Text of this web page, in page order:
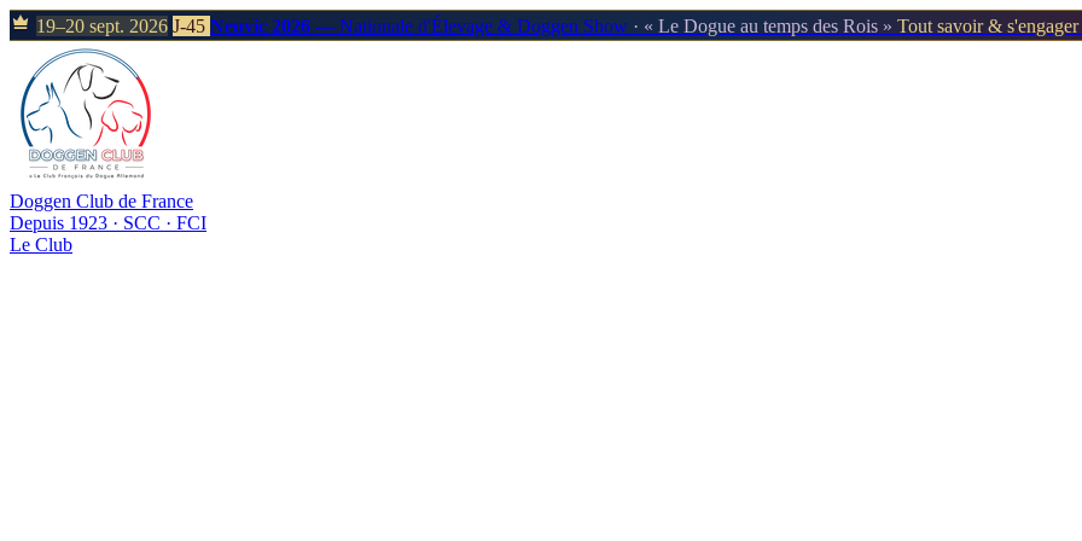
19–20 sept. 2026 J-45 Neuvic 2026 — Nationale d'Élevage & Doggen Show · « Le Dogue au temps des Rois » Tout savoir &
Doggen Club de France
Depuis 1923 · SCC · FCI
Le Club